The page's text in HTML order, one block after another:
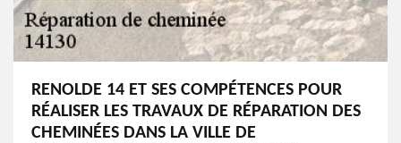
RENOLDE 14 ET SES COMPÉTENCES POUR
RÉALISER LES TRAVAUX DE RÉPARATION DES
CHEMINÉES DANS LA VILLE DE